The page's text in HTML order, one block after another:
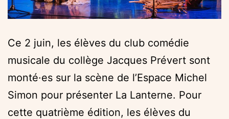
Ce 2 juin, les élèves du club comédie
musicale du collège Jacques Prévert sont
monté·es sur la scène de l’Espace Michel
Simon pour présenter La Lanterne. Pour
cette quatrième édition, les élèves du